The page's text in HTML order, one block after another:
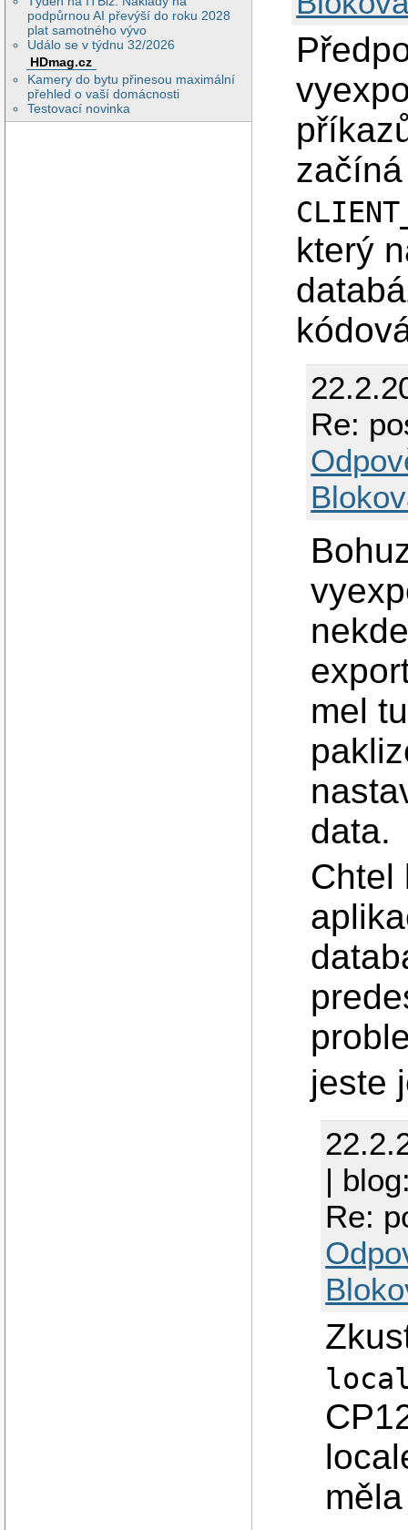
podpůrnou AI převýší do roku 2028
plat samotného vývo
Událo se v týdnu 32/2026
HDmag.cz
Kamery do bytu přinesou maximální
přehled o vaší domácnosti
Testovací novinka
který
Re:
mel
data.
Chtel
jeste
|
Re: